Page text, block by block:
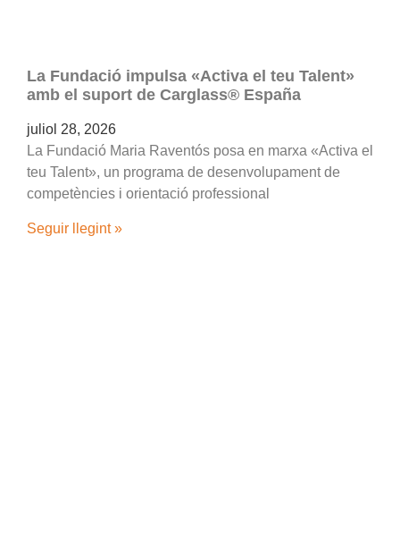
La Fundació impulsa «Activa el teu Talent»
amb el suport de Carglass® España
juliol 28, 2026
La Fundació Maria Raventós posa en marxa «Activa el
teu Talent», un programa de desenvolupament de
competències i orientació professional
Seguir llegint »